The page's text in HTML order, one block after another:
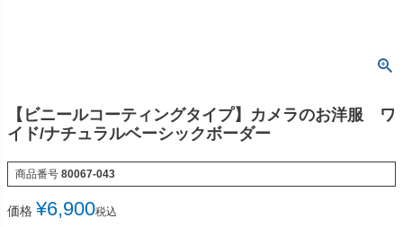
【ビニールコーティングタイプ】カメラのお洋服 ワ
イド/ナチュラルベーシックボーダー
商品番号 80067-043
価格 ¥6,900税込